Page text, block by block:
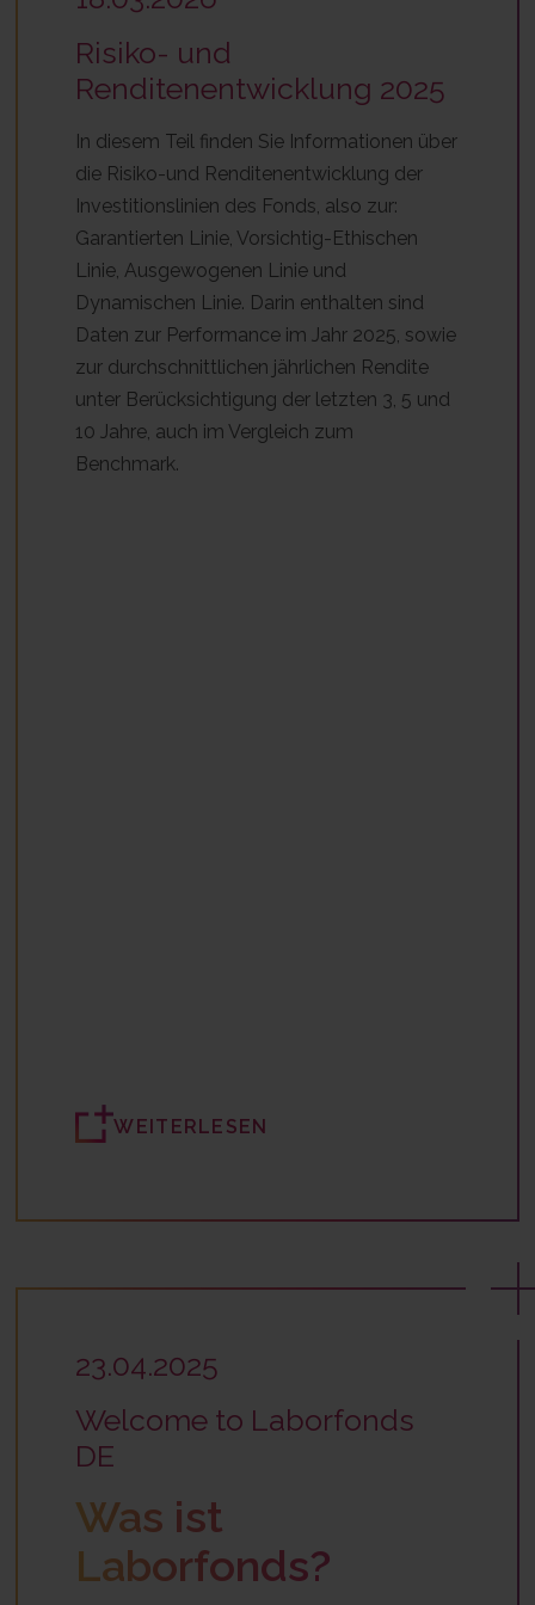
Risiko- und
Renditenentwicklung 2025
In diesem Teil finden Sie Informationen über
die Risiko-und Renditenentwicklung der
Investitionslinien des Fonds, also zur:
Garantierten Linie, Vorsichtig-Ethischen
Linie, Ausgewogenen Linie und
Dynamischen Linie. Darin enthalten sind
Daten zur Performance im Jahr 2025, sowie
zur durchschnittlichen jährlichen Rendite
unter Berücksichtigung der letzten 3, 5 und
10 Jahre, auch im Vergleich zum
Benchmark.
WEITERLESEN
23.04.2025
Welcome to Laborfonds
DE
Was ist
Laborfonds?